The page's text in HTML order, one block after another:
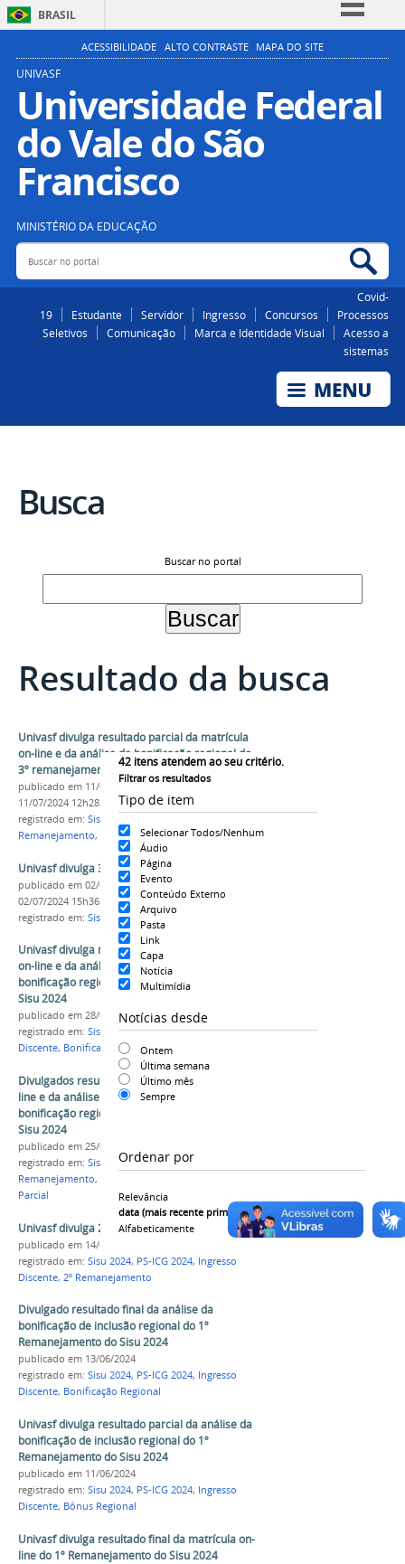
BRASIL
Simplifique!
Participe
Acesso à informação
Legislação
ACESSIBILIDADE ALTO CONTRASTE MAPA DO SITE
UNIVASF
Universidade Federal
do Vale do São
Francisco
MINISTÉRIO DA EDUCAÇÃO
Buscar no portal
Covid-
19
Estudante Servidor Ingresso Concursos
Processos
Seletivos
Comunicação Marca e Identidade Visual
Acesso a
sistemas
Busca
Buscar no portal
Resultado da busca
42 itens atendem ao seu critério.
Filtrar os resultados
Tipo de item
Selecionar Todos/Nenhum
Áudio
Página
Evento
Conteúdo Externo
Arquivo
Pasta
Link
Capa
Notícia
Multimídia
Notícias desde
Ontem
Última semana
Último mês
Sempre
Ordenar por
Relevância
data (mais recente primeiro)
Alfabeticamente
Univasf divulga resultado parcial da matrícula
on-line e da análise da bonificação regional do
3º remanejamento do Sisu 2024
publicado em 11/07/2024—última modificação
11/07/2024 12h28
registrado em: Sisu 2024
Remanejamento, Bônus Regional
Univasf divulga 3º remanejamento do Sisu 2024
publicado em 02/07/2024 —última modificação
02/07/2024 15h36
registrado em: Sisu 2024 PS-ICG 2024
Univasf divulga resultados finais da matrícula
on-line e da análise dos pré-requisitos da
bonificação regional do 2º Remanejamento do
Sisu 2024
publicado em 28/06/2024
registrado em: Sisu 2024,PS-ICG 2024,Ingresso
Discente, Bonificação Regional,Resultado Final
Divulgados resultados parciais da matrícula on-
line e da análise dos pré-requisitos da
bonificação regional do 2º Remanejamento do
Sisu 2024
publicado em 25/06/2024
registrado em: Sisu 2024 ,PS-ICG 2024
Remanejamento,
Parcial
Univasf divulga 2º remanejamento do Sisu 2024
publicado em 14/06/2024
registrado em: Sisu 2024, PS-ICG 2024, Ingresso
Discente, 2º Remanejamento
Divulgado resultado final da análise da
bonificação de inclusão regional do 1º
Remanejamento do Sisu 2024
publicado em 13/06/2024
registrado em: Sisu 2024, PS-ICG 2024, Ingresso
Discente, Bonificação Regional
Univasf divulga resultado parcial da análise da
bonificação de inclusão regional do 1º
Remanejamento do Sisu 2024
publicado em 11/06/2024
registrado em: Sisu 2024, PS-ICG 2024, Ingresso
Discente, Bônus Regional
Univasf divulga resultado final da matrícula on-
line do 1º Remanejamento do Sisu 2024